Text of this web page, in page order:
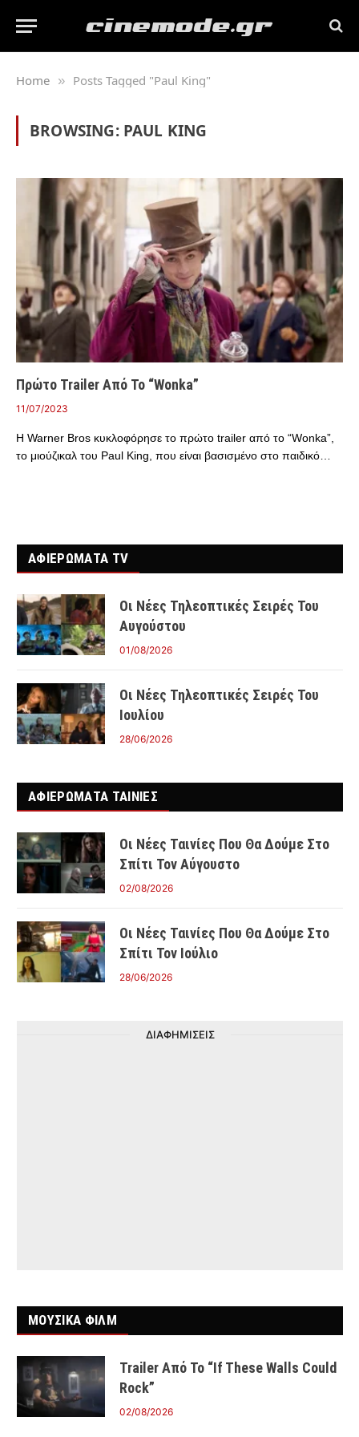
Home » Posts Tagged "Paul King"
BROWSING: PAUL KING
Πρώτο Trailer Από Το “Wonka”
11/07/2023
Η Warner Bros κυκλοφόρησε το πρώτο trailer από το “Wonka”,
το μιούζικαλ του Paul King, που είναι βασισμένο στο παιδικό…
ΑΦΙΕΡΩΜΑΤΑ TV
Οι Νέες Τηλεοπτικές Σειρές Του
Αυγούστου
01/08/2026
Οι Νέες Τηλεοπτικές Σειρές Του
Ιουλίου
28/06/2026
ΑΦΙΕΡΩΜΑΤΑ ΤΑΙΝΊΕΣ
Οι Νέες Ταινίες Που Θα Δούμε Στο
Σπίτι Τον Αύγουστο
02/08/2026
Οι Νέες Ταινίες Που Θα Δούμε Στο
Σπίτι Τον Ιούλιο
28/06/2026
ΔΙΑΦΗΜΙΣΕΙΣ
ΜΟΥΣΙΚΑ ΦΙΛΜ
Trailer Από Το “If These Walls Could
Rock”
02/08/2026